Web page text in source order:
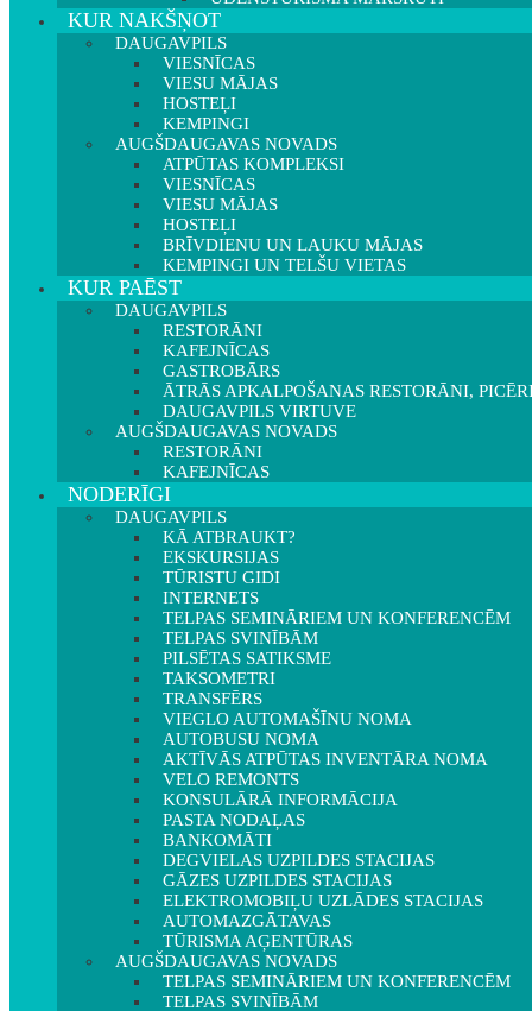
KUR NAKŠŅOT
DAUGAVPILS
VIESNĪCAS
VIESU MĀJAS
HOSTEĻI
KEMPINGI
AUGŠDAUGAVAS NOVADS
ATPŪTAS KOMPLEKSI
VIESNĪCAS
VIESU MĀJAS
HOSTEĻI
BRĪVDIENU UN LAUKU MĀJAS
KEMPINGI UN TELŠU VIETAS
KUR PAĒST
DAUGAVPILS
RESTORĀNI
KAFEJNĪCAS
GASTROBĀRS
ĀTRĀS APKALPOŠANAS RESTORĀNI,
DAUGAVPILS VIRTUVE
AUGŠDAUGAVAS NOVADS
RESTORĀNI
KAFEJNĪCAS
NODERĪGI
DAUGAVPILS
KĀ ATBRAUKT?
EKSKURSIJAS
TŪRISTU GIDI
INTERNETS
TELPAS SEMINĀRIEM UN KONFERENCĒM
TELPAS SVINĪBĀM
PILSĒTAS SATIKSME
TAKSOMETRI
TRANSFĒRS
VIEGLO AUTOMAŠĪNU NOMA
AUTOBUSU NOMA
AKTĪVĀS ATPŪTAS INVENTĀRA NOMA
VELO REMONTS
KONSULĀRĀ INFORMĀCIJA
PASTA NODAĻAS
BANKOMĀTI
DEGVIELAS UZPILDES STACIJAS
GĀZES UZPILDES STACIJAS
ELEKTROMOBIĻU UZLĀDES STACIJAS
AUTOMAZGĀTAVAS
TŪRISMA AĢENTŪRAS
AUGŠDAUGAVAS NOVADS
TELPAS SEMINĀRIEM UN KONFERENCĒM
TELPAS SVINĪBĀM